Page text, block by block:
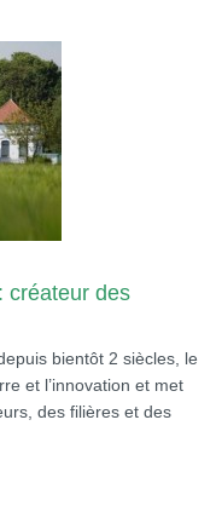
créateur des
bientôt 2 siècles, le
et l’innovation et met
des filières et des